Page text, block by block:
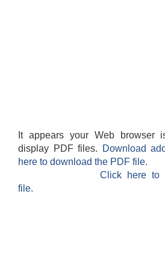
It appears your Web browser
display PDF files.
Download
here to download the PDF file.
Click here to
file.